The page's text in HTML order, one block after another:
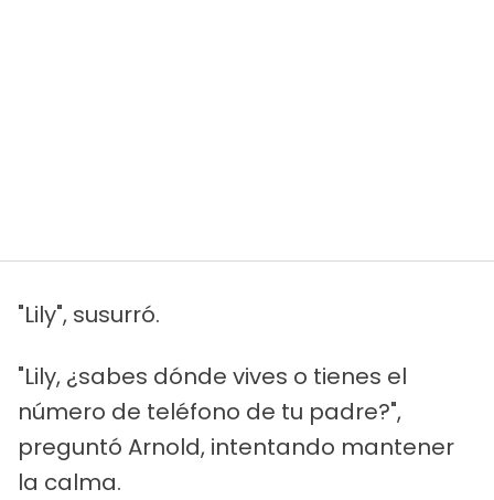
"Lily", susurró.
"Lily, ¿sabes dónde vives o tienes el
número de teléfono de tu padre?",
preguntó Arnold, intentando mantener
la calma.